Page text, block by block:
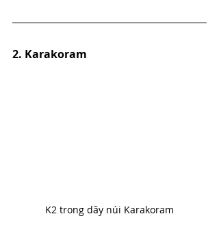
2. Karakoram
K2 trong dãy núi Karakoram